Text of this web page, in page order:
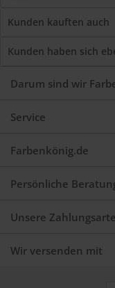
Kunden kauften auch
Kunden haben sich
Darum sind wir
Service
Farbenkönig.de
Persönliche
Unsere
Wir versenden mit